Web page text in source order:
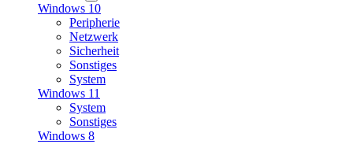
Windows 10
Peripherie
Netzwerk
Sicherheit
Sonstiges
System
Windows 11
System
Sonstiges
Windows 8